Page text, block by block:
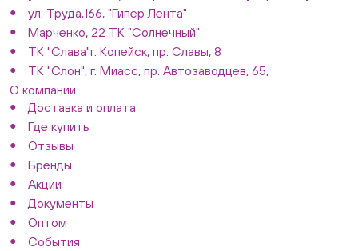
ул. Труда,166, "Гипер Лента"
Марченко, 22 ТК "Солнечный"
ТК "Слава"г. Копейск, пр. Славы, 8
ТК "Слон", г. Миасс, пр. Автозаводцев, 65,
О компании
Доставка и оплата
Где купить
Отзывы
Бренды
Акции
Документы
Оптом
События